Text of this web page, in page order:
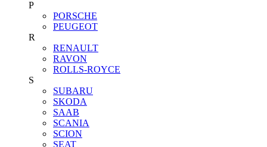
P
PORSCHE
PEUGEOT
R
RENAULT
RAVON
ROLLS-ROYCE
S
SUBARU
SKODA
SAAB
SCANIA
SCION
SEAT